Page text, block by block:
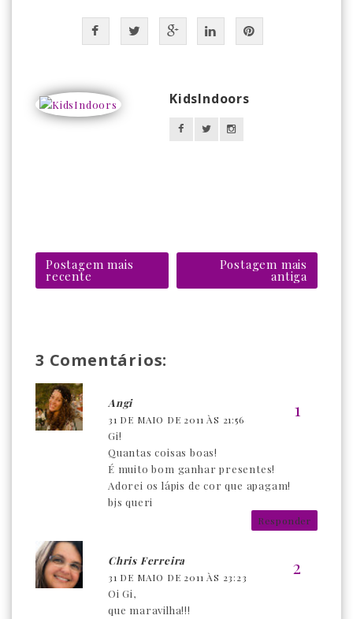
KidsIndoors
Postagem mais
recente
Postagem mais
antiga
3 Comentários:
Angi
31 DE MAIO DE 2011 ÀS 21:56
Gi!
Quantas coisas boas!
É muito bom ganhar presentes!
Adorei os lápis de cor que apagam!
bjs queri
Responder
Chris Ferreira
31 DE MAIO DE 2011 ÀS 23:23
Oi Gi,
que maravilha!!!